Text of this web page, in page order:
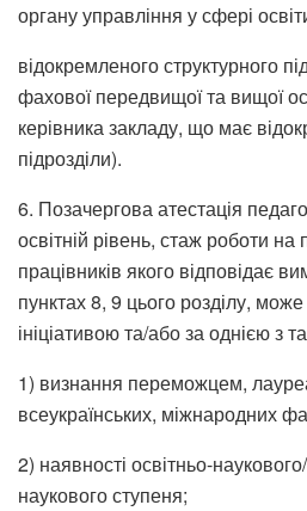
органу управління у сфері
відокремленого структурного
фахової передвищої та вищої
керівника закладу, що має
підрозділи).
6. Позачергова атестація
освітній рівень, стаж роботи на
працівників якого відповідає
пунктах 8, 9 цього розділу,
ініціативою та/або за однією з
1) визнання переможцем,
всеукраїнських, міжнародних
2) наявності освітньо-
наукового ступеня;